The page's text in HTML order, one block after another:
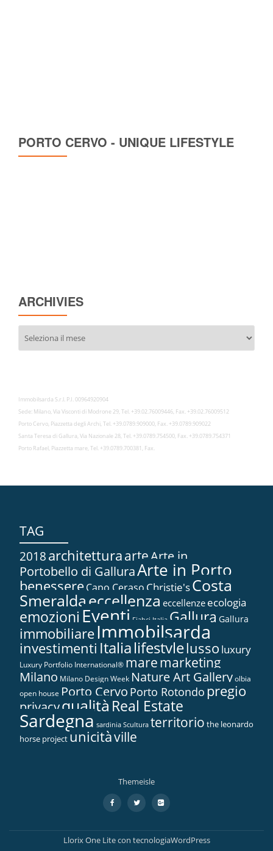
PORTO CERVO - UNIQUE LIFESTYLE
ARCHIVIES
Immobilsarda S.r.l. P.I. 00964920904
Sede: Milano, Via Visconti di Modrone 29, Tel. +39.02.76009446, Fax. +39.02.76009512
Porto Cervo, Piazzetta degli Archi, Tel. +39.0789.909000, Fax. +39.0789.909022
Santa Teresa di Gallura, Via Nazionale 28, Tel. +39.0789.754500, Fax. +39.0789.754371
Porto Rafael, Piazzetta mare, Tel. +39.0789.700381, Fax.
TAG
2018architetturaarteArte in...
Portobello di GalluraArte in Porto
benessereCapo Ceraso Christie'sCosta
Smeraldaeccellenza eccellenze ecologia
emozioni Eventi Fiabci Italia Gallura Gallura
immobiliareImmobilsarda
investimenti Italialifestylelusso luxury
Luxury Portfolio International® maremarketing
Milano Milano Design Week Nature Art Galleryolbia
open house Porto Cervo Porto Rotondo pregio
privacyqualità Real Estate
Sardegna sardinia Scultura territorio the leonardo
horse project unicitàville
Themeisle
secondario
fa-
facebook
fa-
twitter
fa-
google-
square
Llorix One Litecon tecnologiaWordPress